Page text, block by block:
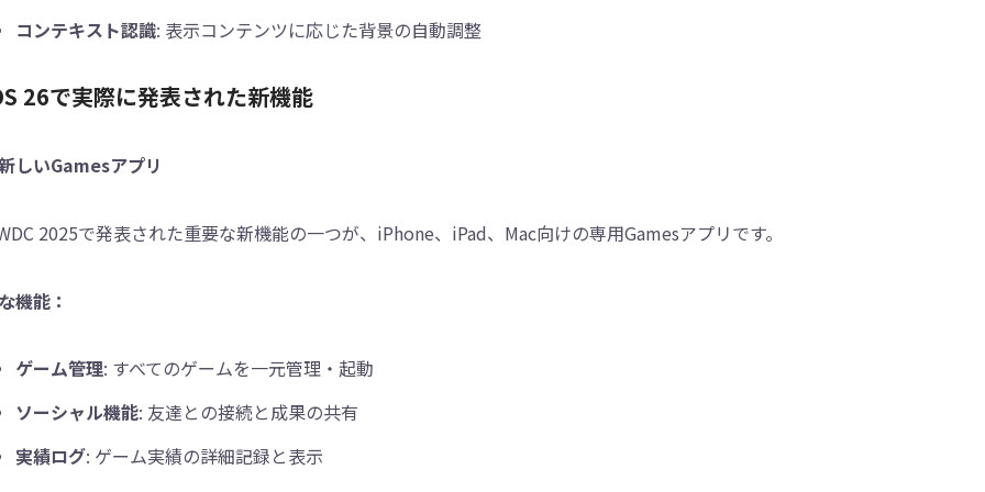
コンテキスト認識: 表示コンテンツに応じた背景の自動調整
26で実際に発表された新機能
しいGamesアプリ
2025で発表された重要な新機能の一つが、iPhone、iPad、Mac向けの専用Gamesアプリです。
機能：
ゲーム管理: すべてのゲームを一元管理・起動
ソーシャル機能: 友達との接続と成果の共有
実績ログ: ゲーム実績の詳細記録と表示